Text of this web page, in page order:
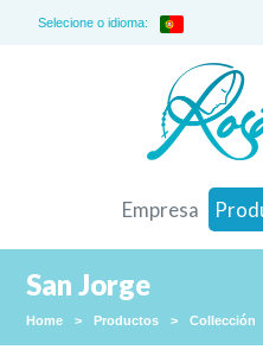
Selecione o idioma:
Empresa
San Jorge
Home > Productos > Collección